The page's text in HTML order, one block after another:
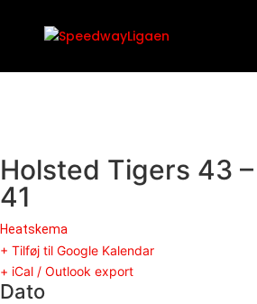
Holsted Tigers 43 –
41
Heatskema
+ Tilføj til Google Kalendar
+ iCal / Outlook export
Dato